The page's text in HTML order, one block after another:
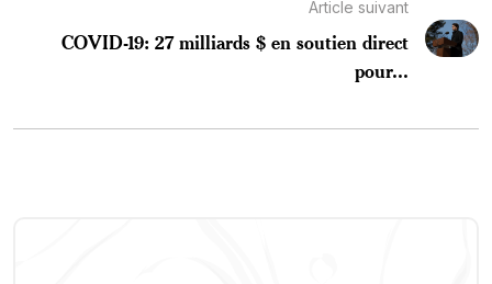
Article suivant
COVID-19: 27 milliards $ en soutien direct
pour...